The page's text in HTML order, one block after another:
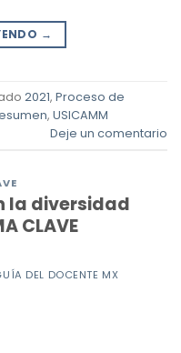
→
2021, Proceso de
, USICAMM
Deje un comentario
la diversidad
CLAVE
DEL DOCENTE MX